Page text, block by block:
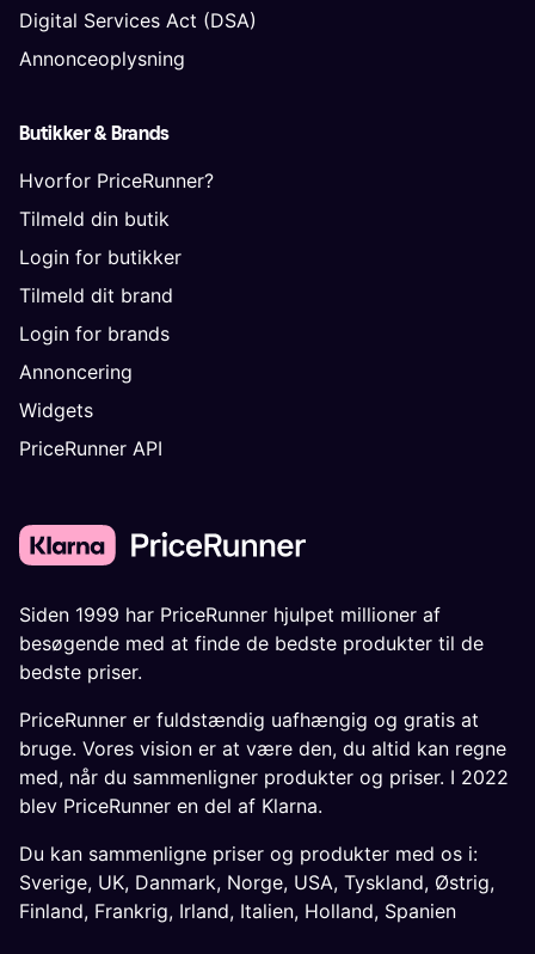
Digital Services Act (DSA)
Annonceoplysning
Butikker & Brands
Hvorfor PriceRunner?
Tilmeld din butik
Login for butikker
Tilmeld dit brand
Login for brands
Annoncering
Widgets
PriceRunner API
Siden 1999 har PriceRunner hjulpet millioner af
besøgende med at finde de bedste produkter til de
bedste priser.
PriceRunner er fuldstændig uafhængig og gratis at
bruge. Vores vision er at være den, du altid kan regne
med, når du sammenligner produkter og priser. I 2022
blev PriceRunner en del af Klarna.
Du kan sammenligne priser og produkter med os i:
Sverige, UK, Danmark, Norge, USA, Tyskland, Østrig,
Finland, Frankrig, Irland, Italien, Holland, Spanien